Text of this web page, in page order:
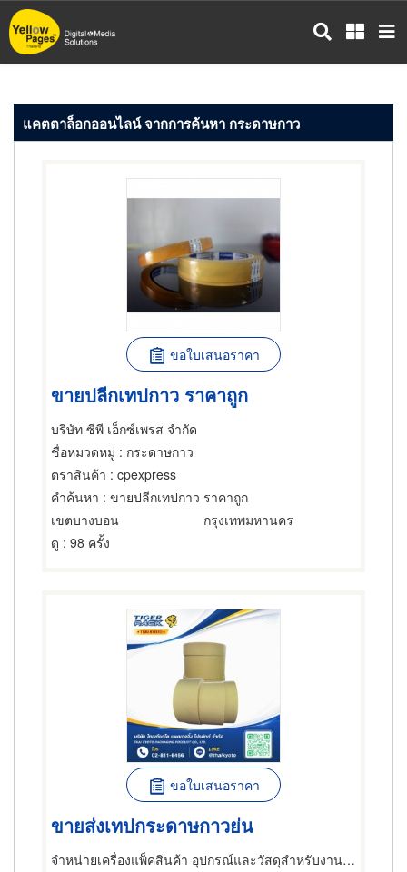
ข้าม
ไป
หลัก
แคตตาล็อกออนไลน์ จากการค้นหา กระดาษกาว
ขอใบเสนอราคา
ขายปลีกเทปกาว ราคาถูก
บริษัท ซีพี เอ็กซ์เพรส จำกัด
ชื่อหมวดหมู่ : กระดาษกาว
ตราสินค้า : cpexpress
คำค้นหา : ขายปลีกเทปกาว ราคาถูก
เขตบางบอน
กรุงเทพมหานคร
ดู : 98 ครั้ง
ขอใบเสนอราคา
ขายส่งเทปกระดาษกาวย่น
จำหน่ายเครื่องแพ็คสินค้า อุปกรณ์และวัสดุสำหรับงานหีบห่อสินค้า